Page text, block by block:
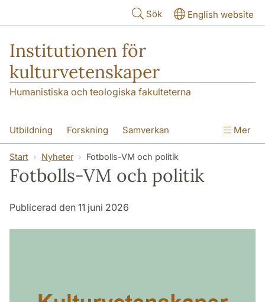
Sök English website
Institutionen för
kulturvetenskaper
Humanistiska och teologiska fakulteterna
Utbildning Forskning Samverkan
Om institutionen Kontakt
Mer
Start Nyheter Fotbolls-VM och politik
Fotbolls-VM och politik
Publicerad den 11 juni 2026